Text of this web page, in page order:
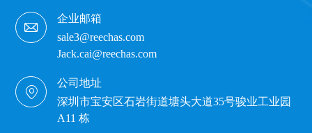
企业邮箱
sale3@reechas.com
Jack.cai@reechas.com
公司地址
深圳市宝安区石岩街道塘头大道35号骏业工业园
A11 栋